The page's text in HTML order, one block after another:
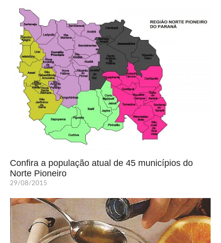
Confira a população atual de 45 municípios do
Norte Pioneiro
29/08/2015